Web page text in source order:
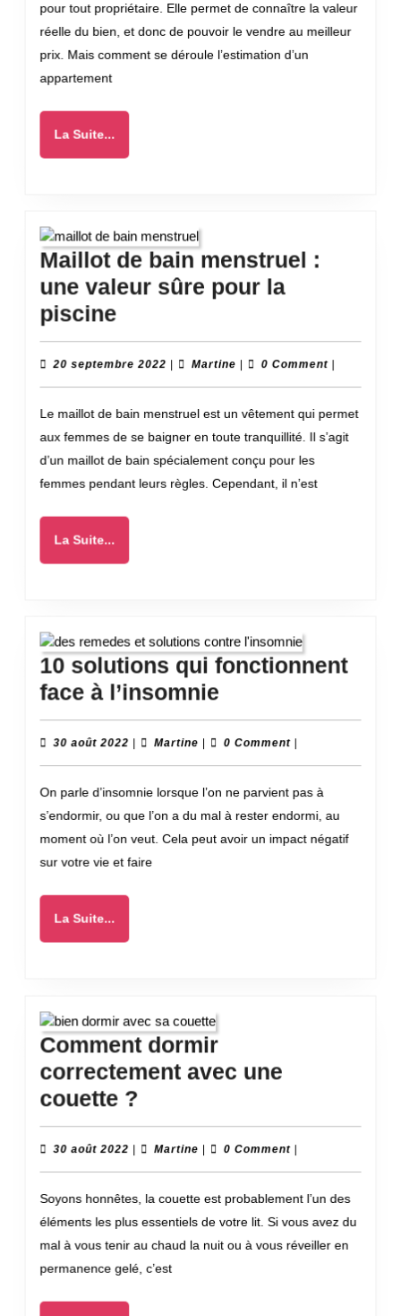
pour tout propriétaire. Elle permet de connaître la valeur
réelle du bien, et donc de pouvoir le vendre au meilleur
prix. Mais comment se déroule l’estimation d’un
appartement
La Suite...La
Suite...
Maillot de bain menstruel :
une valeur sûre pour la
piscineMaillot
de
bain
menstruel
:
une
valeur
pour
la
20 septembre 2022 20
| Martine Martine
| 0 Comment |
Le maillot de bain menstruel est un vêtement qui permet
aux femmes de se baigner en toute tranquillité. Il s’agit
d’un maillot de bain spécialement conçu pour les
femmes pendant leurs règles. Cependant, il n’est
La Suite...La
Suite...
10 solutions qui fonctionnent
face à l’insomnie
solutions
qui
fonctionnent
face
à
l’insomnie
30 août 202230
| Martine Martine
| 0 Comment |
On parle d’insomnie lorsque l’on ne parvient pas à
s’endormir, ou que l’on a du mal à rester endormi, au
moment où l’on veut. Cela peut avoir un impact négatif
sur votre vie et faire
La Suite...La
Suite...
Comment dormir
correctement avec une
couette ?Comment
dormir
correctement
avec
une
couette
?
30 août 202230
| Martine Martine
| 0 Comment |
Soyons honnêtes, la couette est probablement l’un des
éléments les plus essentiels de votre lit. Si vous avez du
mal à vous tenir au chaud la nuit ou à vous réveiller en
permanence gelé, c’est